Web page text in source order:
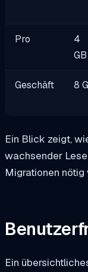
Pro
4
GB
Geschäft 8
Ein Blick zeigt,
wachsender
Migrationen nötig
Ein